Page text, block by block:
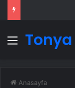
Menü
Anasayfa